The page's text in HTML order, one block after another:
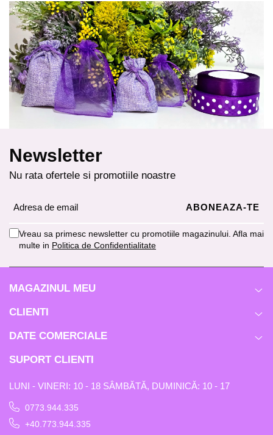
Newsletter
Nu rata ofertele si promotiile noastre
Vreau sa primesc newsletter cu promotiile magazinului. Afla mai
multe in Politica de Confidentialitate
MAGAZINUL MEU
CLIENTI
DATE COMERCIALE
SUPORT CLIENTI
LUNI - VINERI: 10 - 18 SÂMBĂTĂ, DUMINICĂ: 10 - 17
0773.944.335
+40.773.944.335